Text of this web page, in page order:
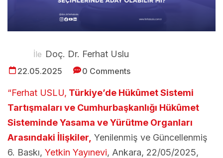
İle Doç. Dr. Ferhat Uslu
22.05.2025 0 Comments
“Ferhat USLU, Türkiye’de Hükûmet Sistemi
Tartışmaları ve Cumhurbaşkanlığı Hükûmet
Sisteminde Yasama ve Yürütme Organları
Arasındaki İlişkiler, Yenilenmiş ve Güncellenmiş
6. Baskı, Yetkin Yayınevi, Ankara, 22/05/2025,